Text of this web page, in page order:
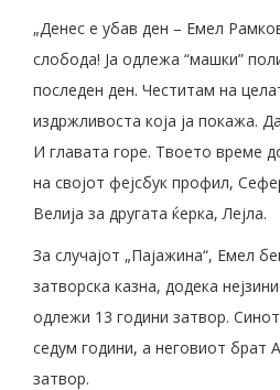
„Денес е убав ден – Емел
слобода! Ја одлежа “машки”
последен ден. Честитам на
издржливоста која ја покажа.
И главата горе. Твоето време
на својот фејсбук профил,
Велија за другата ќерка, Лејла.
За случајот „Пајажина“, Емел
затворска казна, додека
одлежи 13 години затвор.
седум години, а неговиот брат
затвор.